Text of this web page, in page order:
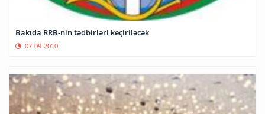
Bakıda RRB-nin tədbirləri keçiriləcək
07-09-2010